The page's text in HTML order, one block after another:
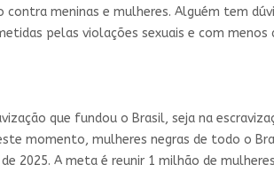
meninas e mulheres. Alguém tem
pelas violações sexuais e com menos
que fundou o Brasil, seja na
momento, mulheres negras de todo o
2025. A meta é reunir 1 milhão de